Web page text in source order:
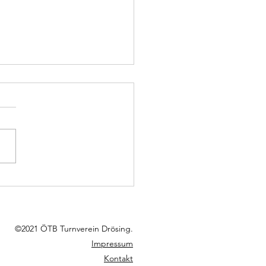
©2021 ÖTB Turnverein Drösing.
Impressum
Kontakt